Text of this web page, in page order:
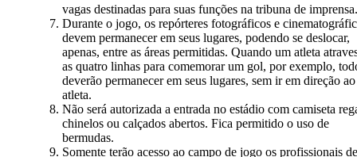
vagas destinadas para suas funções na tribuna de imprensa.
Durante o jogo, os repórteres fotográficos e
devem permanecer em seus lugares, podendo se deslocar,
apenas, entre as áreas permitidas. Quando um atleta
as quatro linhas para comemorar um gol, por exemplo,
deverão permanecer em seus lugares, sem ir em direção ao
atleta.
Não será autorizada a entrada no estádio com camiseta
chinelos ou calçados abertos. Fica permitido o uso de
bermudas.
Somente terão acesso ao campo de jogo os profissionais de